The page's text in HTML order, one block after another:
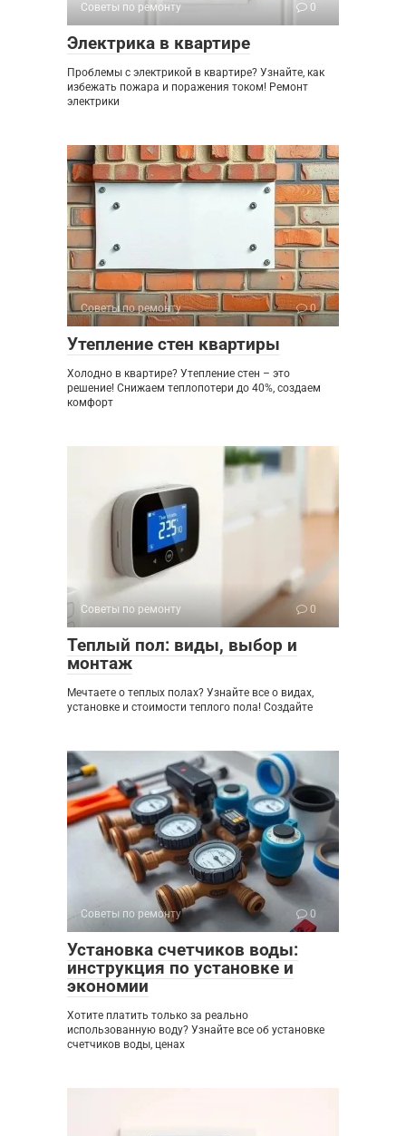
Советы по ремонту 0
Электрика в квартире
Проблемы с электрикой в квартире? Узнайте, как
избежать пожара и поражения током! Ремонт
электрики
Советы по ремонту 0
Утепление стен квартиры
Холодно в квартире? Утепление стен – это
решение! Снижаем теплопотери до 40%, создаем
комфорт
Советы по ремонту 0
Теплый пол: виды, выбор и
монтаж
Мечтаете о теплых полах? Узнайте все о видах,
установке и стоимости теплого пола! Создайте
Советы по ремонту 0
Установка счетчиков воды:
инструкция по установке и
экономии
Хотите платить только за реально
использованную воду? Узнайте все об установке
счетчиков воды, ценах